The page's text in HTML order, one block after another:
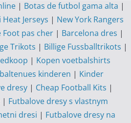
| Botas de futbol gama alta |
Jerseys | New York Rangers
Foot pas cher | Barcelona dres |
Trikots | Billige Fussballtrikots |
| Kopen voetbalshirts
kinderen | Kinder
dresy | Cheap Football Kits |
| Futbalove dresy s vlastnym
dresi | Futbalove dresy na